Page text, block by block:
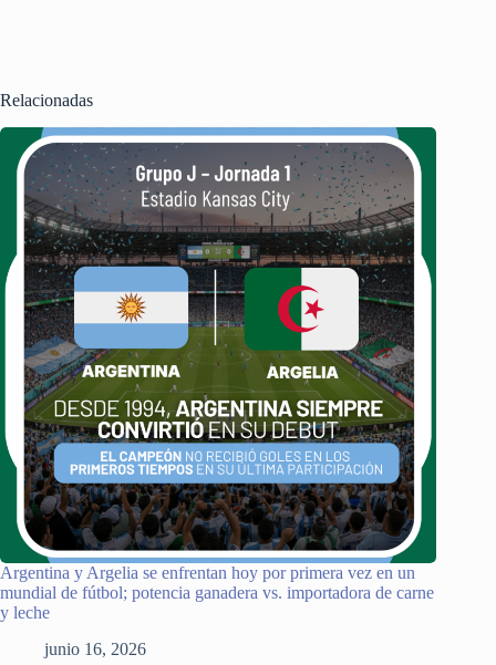
Relacionadas
Argentina y Argelia se enfrentan hoy por primera vez en un
mundial de fútbol; potencia ganadera vs. importadora de carne
y leche
junio 16, 2026